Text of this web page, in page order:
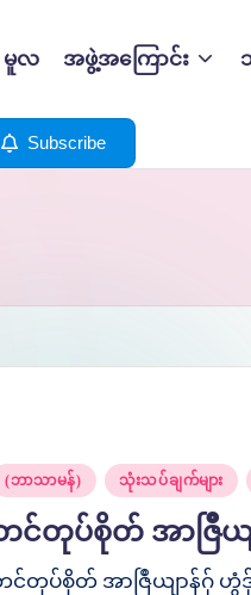
မူလ အဖွဲ့အကြောင်း
Subscribe
(ဘာသာမန်) သုံးသပ်ချက်များ
င်တုပ်စိုတ် အာဇြဳယ
င်တုပ်စိုတ် အာဇြဳယျာန်ဂှ် ဟွံဒှ်